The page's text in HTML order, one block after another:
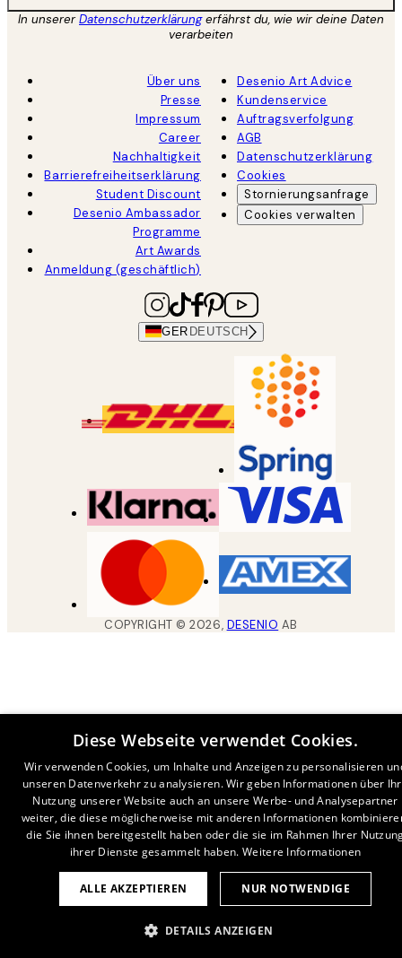
In unsererDatenschutzerklärungerfährst du, wie wir deine Daten
verarbeiten
Über uns
Presse
Impressum
Career
Nachhaltigkeit
Barrierefreiheitserklärung
Student Discount
Desenio Ambassador
Programme
Art Awards
Anmeldung (geschäftlich)
Desenio Art Advice
Kundenservice
Auftragsverfolgung
AGB
Datenschutzerklärung
Cookies
Stornierungsanfrage
Cookies verwalten
GER DEUTSCH
COPYRIGHT ©2026, DESENIO AB
Diese Webseite verwendet Cookies.
Wir verwenden Cookies, um Inhalte und Anzeigen zu personalisieren
unseren Datenverkehr zu analysieren. Wir geben Informationen über
Nutzung unserer Website auch an unsere Werbe- und Analysepartner
weiter, die diese möglicherweise mit anderen Informationen
die Sie ihnen bereitgestellt haben oder die sie im Rahmen Ihrer
ihrer Dienste gesammelt haben. Weitere Informationen
ALLE AKZEPTIEREN NUR NOTWENDIGE
DETAILS ANZEIGEN